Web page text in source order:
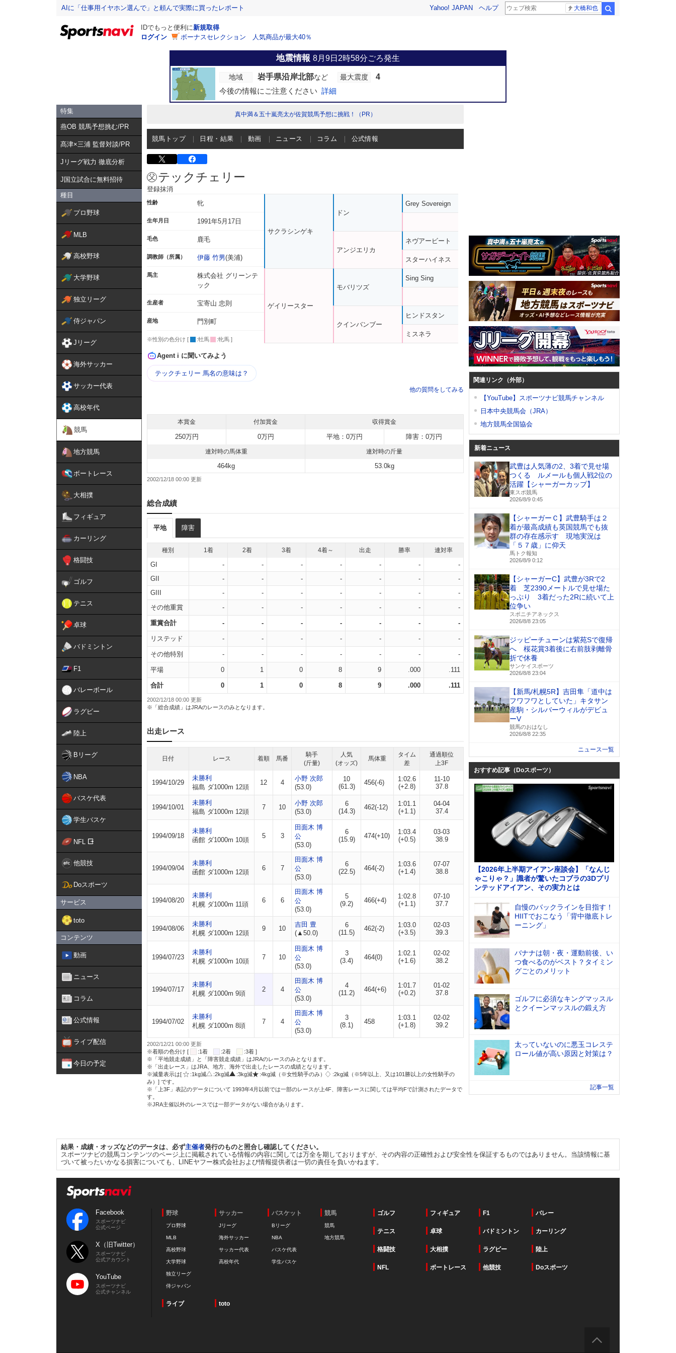
AIに「仕事用イヤホン選んで」と頼んで実際に買ったレポート Yahoo! JAPAN ヘルプ 大橋和也
IDでもっと便利に新規取得
ログイン
ボーナスセレクション 人気商品が最大40％
地震情報 8月9日2時58分ごろ発生
地域 岩手県沿岸北部など 最大震度
4
今後の情報にご注意ください 詳細
特集
燕OB 競馬予想挑む/PR
髙津×三浦 監督対談/PR
Jリーグ戦力 徹底分析
J国立試合に無料招待
種目
プロ野球
MLB
高校野球
大学野球
独立リーグ
侍ジャパン
Jリーグ
海外サッカー
サッカー代表
高校年代
競馬
地方競馬
ボートレース
大相撲
フィギュア
カーリング
格闘技
ゴルフ
テニス
卓球
バドミントン
F1
バレーボール
ラグビー
陸上
Bリーグ
NBA
バスケ代表
学生バスケ
NFL
他競技
Doスポーツ
サービス
toto
コンテンツ
動画
ニュース
コラム
公式情報
ライブ配信
今日の予定
真中満＆五十嵐亮太が佐賀競馬予想に挑戦！（PR）
競馬トップ 日程・結果 動画 ニュース コラム 公式情報
テックチェリー
登録抹消
性齢 牝
生年月日 1991年5月17日
毛色 鹿毛
調教師（所属） 伊藤 竹男(美浦)
馬主
株式会社 グリーンテ
ック
生産者 宝寄山 忠則
産地 門別町
※性別の色分け [ :牡馬 :牝馬 ]
サクラシンゲキ
ゲイリースター
ドン
アンジエリカ
モバリツズ
クインバンブー
Grey Sovereign
ネヴアービート
スターハイネス
Sing Sing
ヒンドスタン
ミスネラ
Agent i に聞いてみよう
テックチェリー 馬名の意味は？
他の質問をしてみる
本賞金 付加賞金 収得賞金
250万円 0万円 平地：0万円 障害：0万円
連対時の馬体重 連対時の斤量
464kg 53.0kg
2002/12/18 00:00
総合成績
平地 障害
種別 1着 2着 3着 4着～ 出走 勝率 連対率
GI - - - - - -
-
GII
- - - - - -
-
GIII
- - - - - -
-
その他重賞
- - - - - - -
重賞合計 - - - - - - -
リステッド - - - - - - -
その他特別 - - - - - - -
平場 0 1 0 8 9 .000 .111
合計 0 1 0 8 9 .000 .111
2002/12/18 00:00 更新
※「総合成績」はJRAのレースのみとなります。
出走レース
日付 レース 着順 馬番
騎手
(斤量)
人気
(オッズ)
馬体重
タイム
差
通過順位
上3F
1994/10/29
未勝利
福島 ダ1000m 12頭
12 4
小野 次郎
(53.0)
10
(61.3)
456(-6)
1:02.6
(+2.8)
11-10
37.8
1994/10/01
未勝利
福島 ダ1000m 12頭
7 10
小野 次郎
(53.0)
6
(14.3)
462(-12)
1:01.1
(+1.1)
04-04
37.4
1994/09/18
未勝利
函館 ダ1000m 10頭
5 3
田面木 博
公
(53.0)
6
(15.9)
474(+10)
1:03.4
(+0.5)
03-03
38.9
1994/09/04
未勝利
函館 ダ1000m 12頭
6 7
田面木 博
公
(53.0)
6
(22.5)
464(-2)
1:03.6
(+1.4)
07-07
38.8
1994/08/20
未勝利
札幌 ダ1000m 11頭
6 6
田面木 博
公
(53.0)
5
(9.2)
466(+4)
1:02.8
(+1.1)
07-10
37.7
1994/08/06
未勝利
札幌 ダ1000m 12頭
9 10
吉田 豊
(▲50.0)
6
(11.5)
462(-2)
1:03.0
(+3.5)
02-03
39.3
1994/07/23
未勝利
札幌 ダ1000m 10頭
7 10
田面木 博
公
(53.0)
3
(3.4)
464(0)
1:02.1
(+1.6)
02-02
38.2
1994/07/17
未勝利
札幌 ダ1000m 9頭
2 4
田面木 博
公
(53.0)
4
(11.2)
464(+6)
1:01.7
(+0.2)
01-02
37.8
1994/07/02
未勝利
札幌 ダ1000m 8頭
7 4
田面木 博
公
(53.0)
3
(8.1)
458
1:03.1
(+1.8)
02-02
39.2
2002/12/21 00:00 更新
※着順の色分け [
:1着 :2着
:3着 ]
※「平地競走成績」と「障害競走成績」はJRAのレースのみとなります。
※「出走レース」はJRA、地方、海外で出走したレースの成績となります。
※減量表示は[
:1kg減 :2kg減 :3kg減 :4kg減（※女性騎手のみ）
:2kg減（※5年以上、又は101勝以上の女性騎手の
み）] です。
※「上3F」表記のデータについて 1993年4月以前では一部のレースが上4F、障害レースに関しては平均Fで計測されたデータで
す。
※JRA主催以外のレースでは一部データがない場合があります。
関連リンク（外部）
【YouTube】スポーツナビ競馬チャンネル
日本中央競馬会（JRA）
地方競馬全国協会
新着ニュース
武豊は人気薄の2、3着で見せ場
つくる ルメールも個人戦2位の
活躍【シャーガーカップ】
東スポ競馬
2026/8/9 0:45
【シャーガーＣ】武豊騎手は２
着が最高成績も英国競馬でも抜
群の存在感示す 現地実況は
「５７歳」に仰天
馬トク報知
2026/8/9 0:12
【シャーガーC】武豊が3Rで2
着 芝2390メートルで見せ場た
っぷり 3着だった2Rに続いて上
位争い
スポニチアネックス
2026/8/8 23:05
ジッピーチューンは紫苑Sで復帰
へ 桜花賞3着後に右前肢剥離骨
折で休養
サンケイスポーツ
2026/8/8 23:04
【新馬/札幌5R】吉田隼「道中は
フワフワとしていた」キタサン
産駒・シルバーウィルがデビュ
ーV
競馬のおはなし
2026/8/8 22:35
ニュース一覧
おすすめ記事（Doスポーツ）
【2026年上半期アイアン座談会】「なんじ
ゃこりゃ？」識者が驚いたコブラの3Dプリ
ンテッドアイアン、その実力とは
自慢のバックラインを目指す！
HIITでおこなう「背中徹底トレ
ーニング」
バナナは朝・夜・運動前後、い
つ食べるのがベスト？タイミン
グごとのメリット
ゴルフに必須なキングマッスル
とクイーンマッスルの鍛え方
太っていないのに悪玉コレステ
ロール値が高い原因と対策は？
記事一覧
結果・成績・オッズなどのデータは、必ず主催者発行のものと照合し確認してください。
スポーツナビの競馬コンテンツのページ上に掲載されている情報の内容に関しては万全を期しておりますが、その内容の正確性および安全性を保証するものではありません。当該情報に基
づいて被ったいかなる損害についても、LINEヤフー株式会社および情報提供者は一切の責任を負いかねます。
Facebook
スポーツナビ
公式ページ
X（旧Twitter）
スポーツナビ
公式アカウント
YouTube
スポーツナビ
公式チャンネル
野球
プロ野球
MLB
高校野球
大学野球
独立リーグ
侍ジャパン
サッカー
Jリーグ
海外サッカー
サッカー代表
高校年代
バスケット
Bリーグ
NBA
バスケ代表
学生バスケ
競馬
競馬
地方競馬
ゴルフ フィギュア F1 バレー
テニス 卓球 バドミントン カーリング
格闘技 大相撲 ラグビー 陸上
NFL ボートレース 他競技 Doスポーツ
ライブ toto